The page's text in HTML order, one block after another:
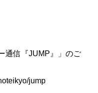
通信『JUMP』」のご
jump